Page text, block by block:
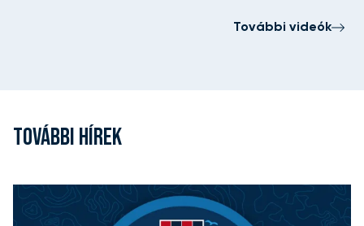
További videók
TOVÁBBI HÍREK